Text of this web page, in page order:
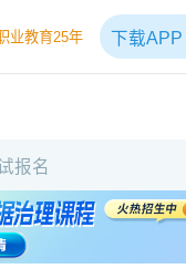
业教育25年 下载APP
报名